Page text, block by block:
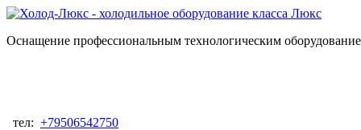
Оснащение профессиональным технологическим
тел: +79506542750